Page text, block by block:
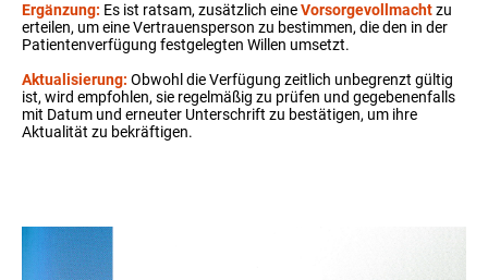
Ergänzung: Es ist ratsam, zusätzlich eineVorsorgevollmachtzu
erteilen, um eine Vertrauensperson zu bestimmen, die den in der
Patientenverfügung festgelegten Willen umsetzt.
Aktualisierung: Obwohl die Verfügung zeitlich unbegrenzt gültig
ist, wird empfohlen, sie regelmäßig zu prüfen und gegebenenfalls
mit Datum und erneuter Unterschrift zu bestätigen, um ihre
Aktualität zu bekräftigen.